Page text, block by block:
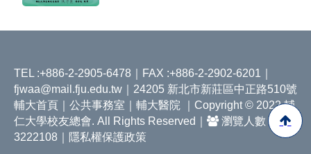
TEL :+886-2-2905-6478｜FAX :+886-2-2902-6201｜
fjwaa@mail.fju.edu.tw ｜24205 新北市新莊區中正路510號
輔大首頁
公共事務室 輔大醫院 ｜Copyright © 2022 輔
仁大學校友總會. All Rights Reserved｜
瀏覽人數
3222108｜
隱私權保護政策